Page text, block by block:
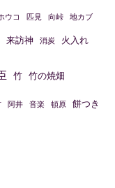
ウコ 匹見 向峠 地カブ
来訪神 消炭 火入れ
竹 竹の焼畑
阿井 音楽 頓原 餅つき